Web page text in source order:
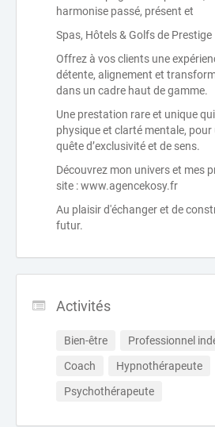
harmonise passé, présent et
Spas, Hôtels & Golfs de Prestige
Offrez à vos clients une
détente, alignement et
dans un cadre haut de gamme.
Une prestation rare et unique
physique et clarté mentale, pour
quête d’exclusivité et de sens.
Découvrez mon univers et mes
site : www.agencekosy.fr
Au plaisir d'échanger et de
futur.
Activités
Bien-être
Professionnel
Coach
Hypnothérapeute
Psychothérapeute